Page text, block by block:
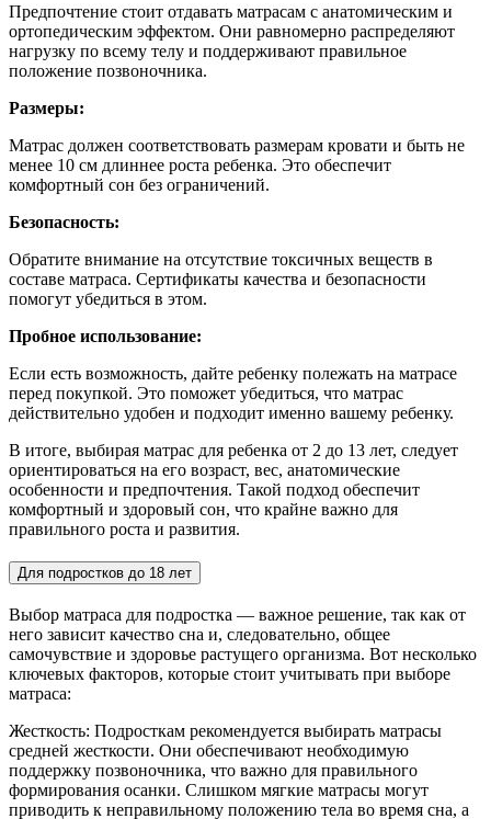
Предпочтение стоит отдавать матрасам с анатомическим и
ортопедическим эффектом. Они равномерно распределяют
нагрузку по всему телу и поддерживают правильное
положение позвоночника.
Размеры:
Матрас должен соответствовать размерам кровати и быть не
менее 10 см длиннее роста ребенка. Это обеспечит
комфортный сон без ограничений.
Безопасность:
Обратите внимание на отсутствие токсичных веществ в
составе матраса. Сертификаты качества и безопасности
помогут убедиться в этом.
Пробное использование:
Если есть возможность, дайте ребенку полежать на матрасе
перед покупкой. Это поможет убедиться, что матрас
действительно удобен и подходит именно вашему ребенку.
В итоге, выбирая матрас для ребенка от 2 до 13 лет, следует
ориентироваться на его возраст, вес, анатомические
особенности и предпочтения. Такой подход обеспечит
комфортный и здоровый сон, что крайне важно для
правильного роста и развития.
Для подростков до 18 лет
Выбор матраса для подростка — важное решение, так как от
него зависит качество сна и, следовательно, общее
самочувствие и здоровье растущего организма. Вот несколько
ключевых факторов, которые стоит учитывать при выборе
матраса:
Жесткость: Подросткам рекомендуется выбирать матрасы
средней жесткости. Они обеспечивают необходимую
поддержку позвоночника, что важно для правильного
формирования осанки. Слишком мягкие матрасы могут
приводить к неправильному положению тела во время сна, а